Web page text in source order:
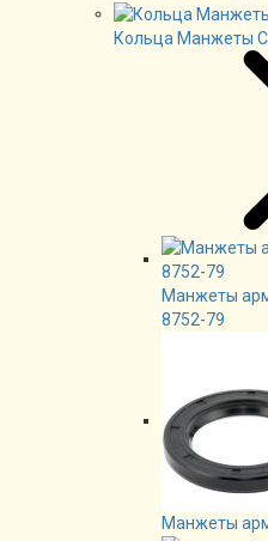
Кольца Манжеты
Манжеты
8752-79
Манжеты